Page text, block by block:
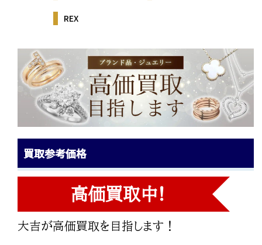
REX
買取参考価格
高価買取中!
大吉が高価買取を目指します！